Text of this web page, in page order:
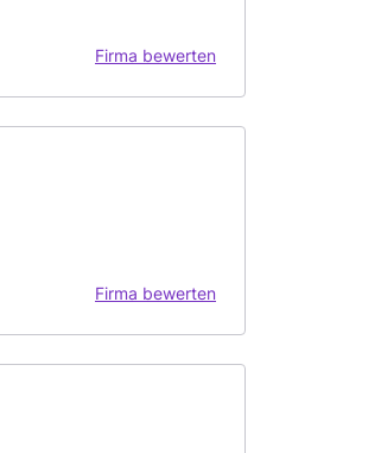
Firma bewerten
Firma bewerten